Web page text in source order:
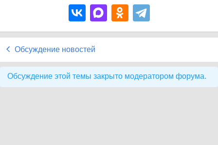
Обсуждение новостей
Обсуждение этой темы закрыто модератором форума.